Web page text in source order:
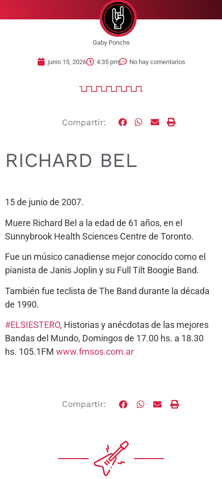
Gaby Ponchs
junio 15, 2026 4:35 pm No hay comentarios
Compartir:
RICHARD BEL
15 de junio de 2007.
Muere Richard Bel a la edad de 61 años, en el
Sunnybrook Health Sciences Centre de Toronto.
Fue un músico canadiense mejor conocido como el
pianista de Janis Joplin y su Full Tilt Boogie Band.
También fue teclista de The Band durante la década
de 1990.
#ELSIESTERO, Historias y anécdotas de las mejores
Bandas del Mundo, Domingos de 17.00 hs. a 18.30
hs. 105.1FM www.fmsos.com.ar
Compartir: